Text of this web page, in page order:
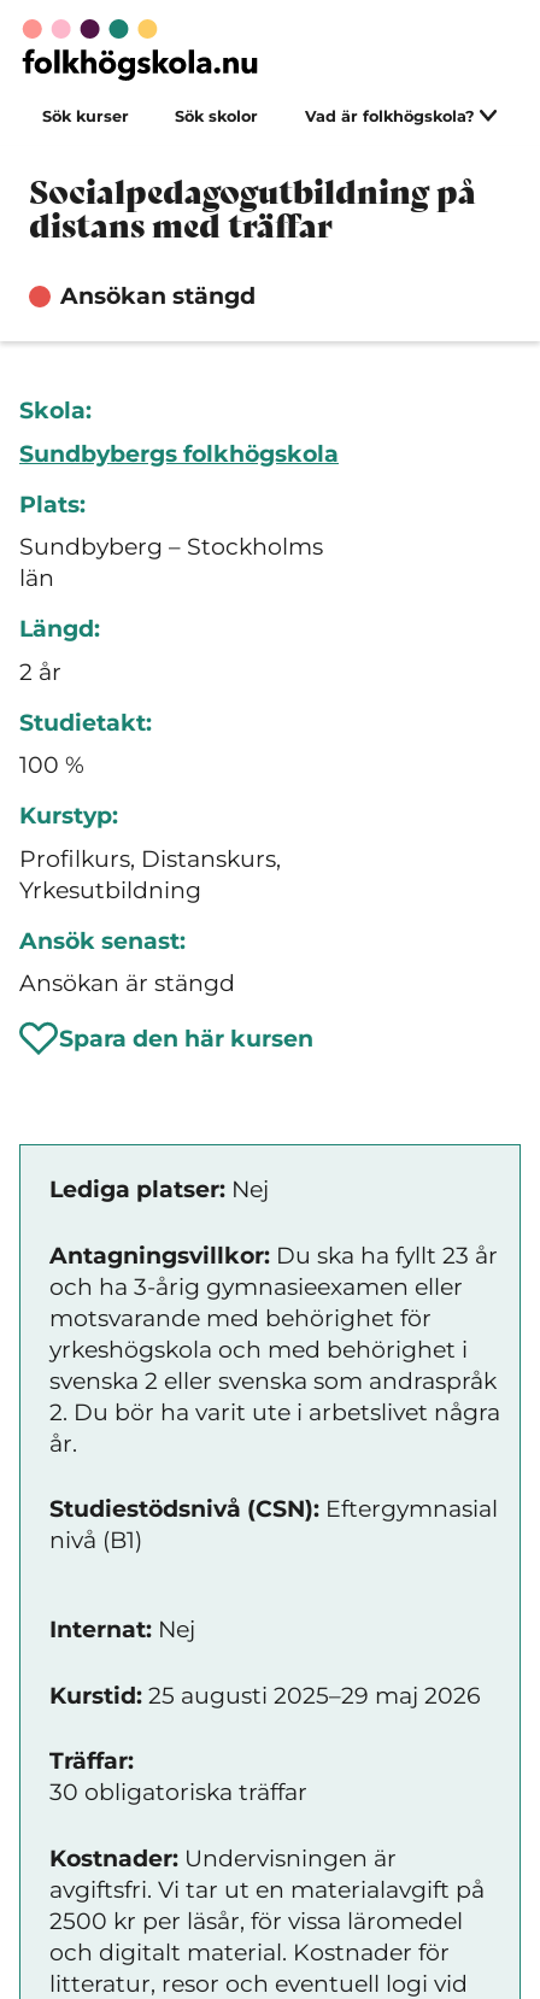
Sök kurser Sök skolor Vad är folkhögskola?
Socialpedagogutbildning på
distans med träffar
Ansökan stängd
Skola:
Sundbybergs folkhögskola
Plats:
Sundbyberg – Stockholms
län
Längd:
2 år
Studietakt:
100 %
Kurstyp:
Profilkurs, Distanskurs,
Yrkesutbildning
Ansök senast:
Ansökan är stängd
Spara den här kursen
Lediga platser: Nej
Antagningsvillkor: Du ska ha fyllt 23 år
och ha 3-årig gymnasieexamen eller
motsvarande med behörighet för
yrkeshögskola och med behörighet i
svenska 2 eller svenska som andraspråk
2. Du bör ha varit ute i arbetslivet några
år.
Studiestödsnivå (CSN): Eftergymnasial
nivå (B1)
Internat: Nej
Kurstid: 25 augusti 2025–29 maj 2026
Träffar:
30 obligatoriska träffar
Kostnader: Undervisningen är
avgiftsfri. Vi tar ut en materialavgift på
2500 kr per läsår, för vissa läromedel
och digitalt material. Kostnader för
litteratur, resor och eventuell logi vid